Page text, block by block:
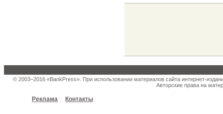
© 2003–2016 «BankPress». При использовании материалов сайта интернет-
Авторские права на
Реклама Контакты